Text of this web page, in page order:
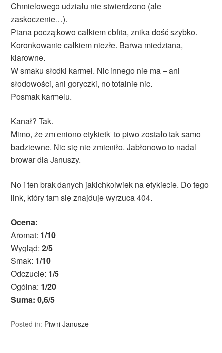
Chmielowego udziału nie stwierdzono (ale
zaskoczenie…).
Piana początkowo całkiem obfita, znika dość szybko.
Koronkowanie całkiem niezłe. Barwa miedziana,
klarowne.
W smaku słodki karmel. Nic innego nie ma – ani
słodowości, ani goryczki, no totalnie nic.
Posmak karmelu.
Kanał? Tak.
Mimo, że zmieniono etykietki to piwo zostało tak samo
badziewne. Nic się nie zmieniło. Jabłonowo to nadal
browar dla Januszy.
No i ten brak danych jakichkolwiek na etykiecie. Do tego
link, który tam się znajduje wyrzuca 404.
Ocena:
Aromat: 1/10
Wygląd:2/5
Smak: 1/10
Odczucie: 1/5
Ogólna: 1/20
Suma: 0,6/5
Posted in: Piwni Janusze